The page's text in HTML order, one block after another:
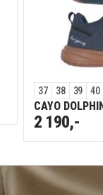
37 38 39 40
CAYO
2 190,-